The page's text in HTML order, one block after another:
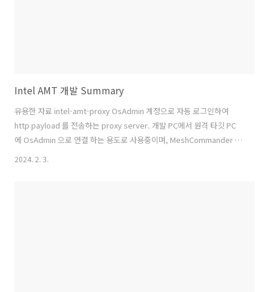
Intel AMT 개발 Summary
유용한 자료 intel-amt-proxy OsAdmin 계정으로 자동 로그인하여
http payload 를 전송하는 proxy server. 개발 PC에서 원격 타깃 PC
에 OsAdmin 으로 연결 하는 용도로 사용중이며, MeshCommander 랑
연결해서도 사용할 수 있습니다. https://github.com/jclab-
2024. 2. 3.